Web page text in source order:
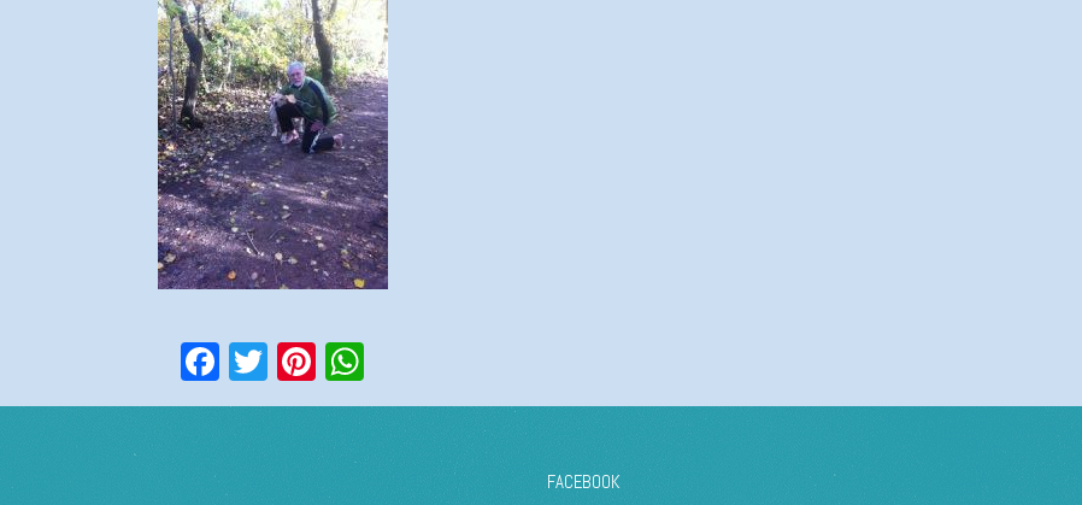
Facebook
TwitterPinterest
FACEBOOK